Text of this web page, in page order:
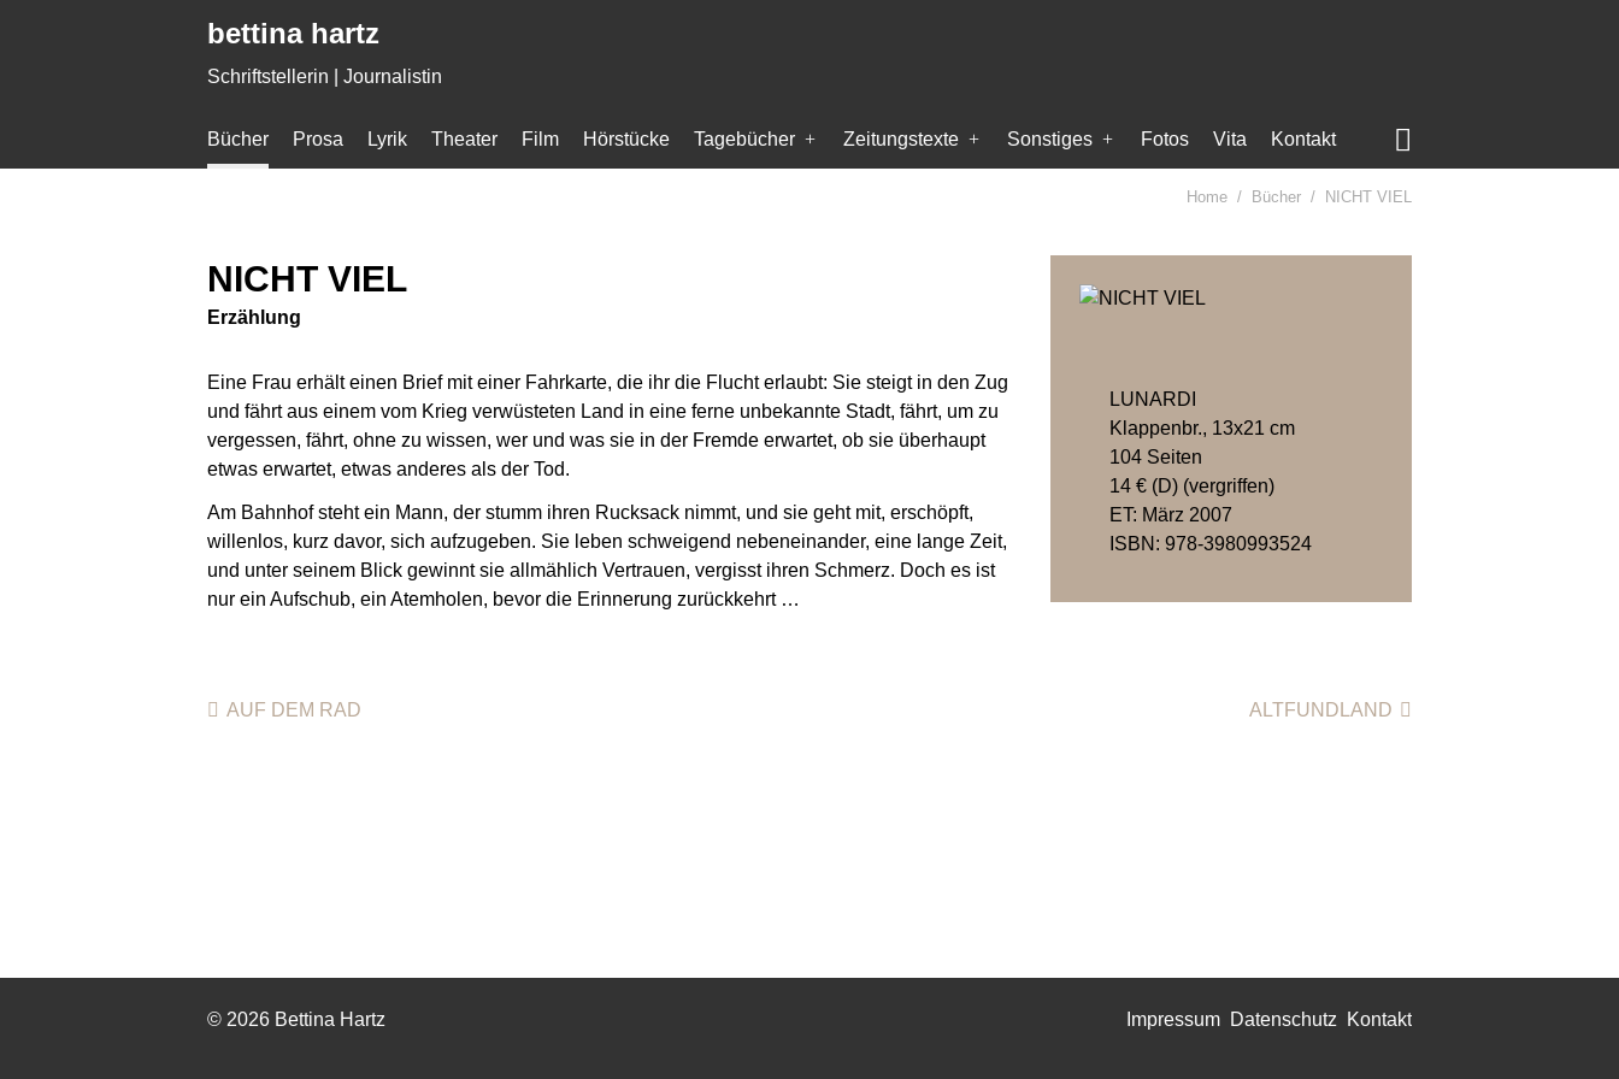
bettina hartz
Schriftstellerin | Journalistin

Bücher Prosa Lyrik Theater Film Hörstücke Tagebücher Zeitungstexte Sonstiges Fotos Vita Kontakt
Home Bücher NICHT VIEL
LUNARDI
Klappenbr., 13x21 cm
104 Seiten
14 € (D) (vergriffen)
ET: März 2007
ISBN: 978-3980993524
NICHT VIEL
Erzählung
Eine Frau erhält einen Brief mit einer Fahrkarte, die ihr die Flucht erlaubt: Sie steigt in den Zug
und fährt aus einem vom Krieg verwüsteten Land in eine ferne unbekannte Stadt, fährt, um zu
vergessen, fährt, ohne zu wissen, wer und was sie in der Fremde erwartet, ob sie überhaupt
etwas erwartet, etwas anderes als der Tod.
Am Bahnhof steht ein Mann, der stumm ihren Rucksack nimmt, und sie geht mit, erschöpft,
willenlos, kurz davor, sich aufzugeben. Sie leben schweigend nebeneinander, eine lange Zeit,
und unter seinem Blick gewinnt sie allmählich Vertrauen, vergisst ihren Schmerz. Doch es ist
nur ein Aufschub, ein Atemholen, bevor die Erinnerung zurückkehrt …
ALTFUNDLAND
AUF DEM RAD
© 2026 Bettina Hartz Impressum Datenschutz Kontakt